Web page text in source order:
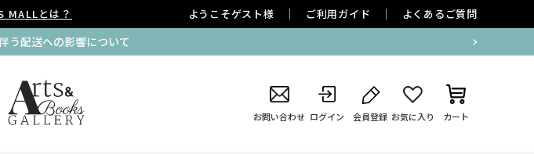
MALLとは？ ようこそゲスト様 ご利用ガイド よくあるご質問
う配送への影響について
お問い合わせ ログイン 会員登録 お気に入り カート